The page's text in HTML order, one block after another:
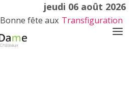
jeudi 06 août 2026
Bonne fête aux Transfiguration